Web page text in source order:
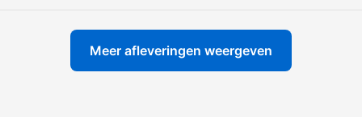
Meer afleveringen weergeven